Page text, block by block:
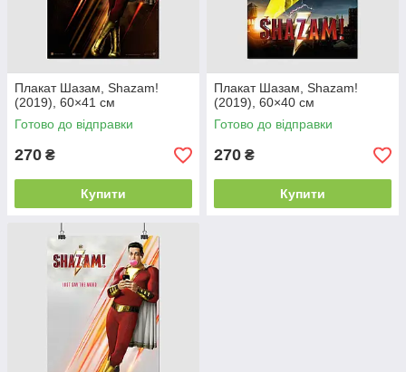
Плакат Шазам, Shazam!
(2019), 60×41 см
Готово до відправки
270 ₴
Купити
Плакат Шазам, Shazam!
(2019), 60×40 см
Готово до відправки
270 ₴
Купити